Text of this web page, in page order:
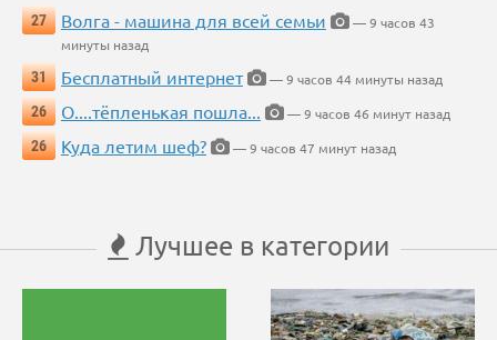
27
Волга - машина для всей семьи
— 9 часов 43
минуты назад
31
Бесплатный интернет
— 9 часов 44 минуты назад
26
О....тёпленькая пошла...
— 9 часов 46 минут назад
26
Куда летим шеф? — 9 часов 47 минут назад
Лучшее в категории